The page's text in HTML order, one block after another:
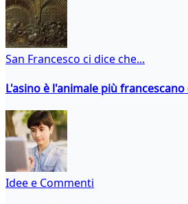
San Francesco ci dice che...
L'asino è l'animale più
Idee e Commenti